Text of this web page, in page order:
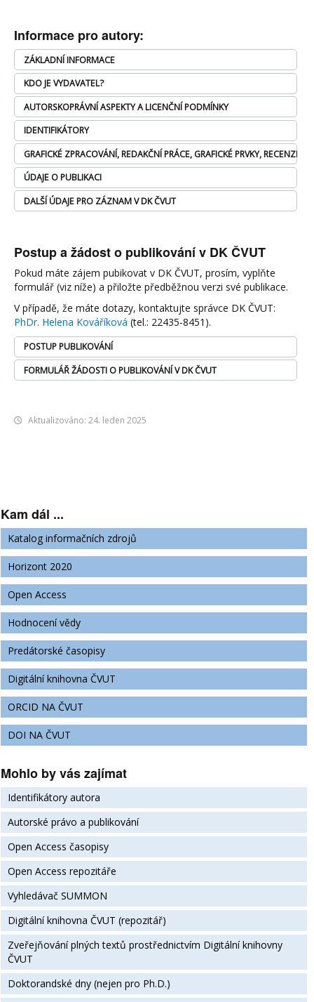
Informace pro autory:
ZÁKLADNÍ INFORMACE
KDO JE VYDAVATEL?
AUTORSKOPRÁVNÍ ASPEKTY A LICENČNÍ PODMÍNKY
IDENTIFIKÁTORY
GRAFICKÉ ZPRACOVÁNÍ, REDAKČNÍ PRÁCE, GRAFICKÉ PRVKY, RECENZNÍ
ÚDAJE O PUBLIKACI
DALŠÍ ÚDAJE PRO ZÁZNAM V DK ČVUT
Postup a žádost o publikování v DK ČVUT
Pokud máte zájem pubikovat v DK ČVUT, prosím, vyplňte
formulář (viz níže) a přiložte předběžnou verzi své publikace.
V případě, že máte dotazy, kontaktujte správce DK ČVUT:
PhDr. Helena Kováříková (tel.: 22435-8451).
POSTUP PUBLIKOVÁNÍ
FORMULÁŘ ŽÁDOSTI O PUBLIKOVÁNÍ V DK ČVUT
Aktualizováno: 24. leden 2025
Kam dál ...
Katalog informačních zdrojů
Horizont 2020
Open Access
Hodnocení vědy
Predátorské časopisy
Digitální knihovna ČVUT
ORCID NA ČVUT
DOI NA ČVUT
Mohlo by vás zajímat
Identifikátory autora
Autorské právo a publikování
Open Access časopisy
Open Access repozitáře
Vyhledávač SUMMON
Digitální knihovna ČVUT (repozitář)
Zveřejňování plných textů prostřednictvím Digitální knihovny
ČVUT
Doktorandské dny (nejen pro Ph.D.)